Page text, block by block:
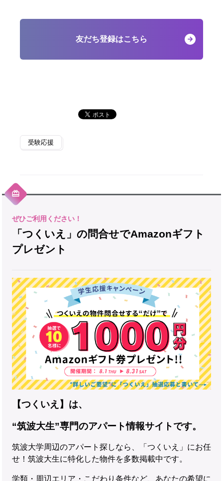
友だち登録はこちら
受験応援
「つくいえ」の問合せでAmazonギフト
プレゼント
【つくいえ】は、
“筑波大生”専門のアパート情報サイトです。
筑波大学周辺のアパート探しなら、「つくいえ」にお任
せ！筑波大生に特化した物件を多数掲載中です。
学類・周辺エリア・こだわり条件など、あなたの希望に